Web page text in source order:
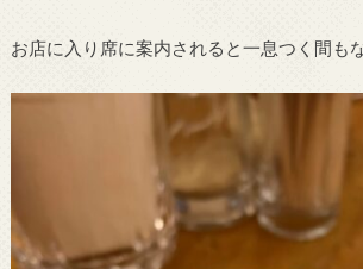
お店に入り席に案内されると一息つく間も